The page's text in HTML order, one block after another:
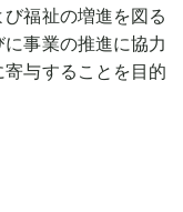
福祉の増進を図る
事業の推進に協力
与することを目的